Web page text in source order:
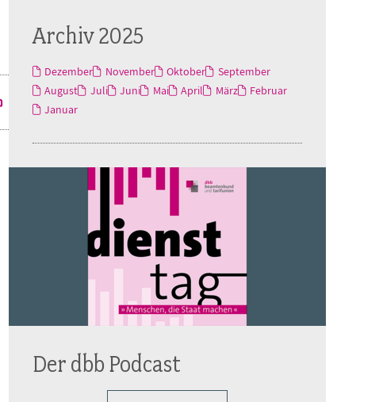
Archiv 2025
Dezember November Oktober
September
August
Juli Juni Mai April März
Februar
Januar
Der dbb Podcast